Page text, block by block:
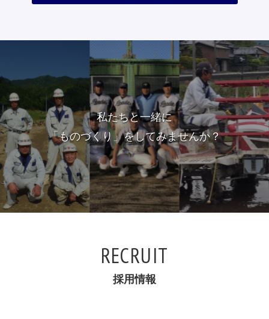
私たちと一緒に
「ものづくり」をしてみませんか？
RECRUIT
採用情報